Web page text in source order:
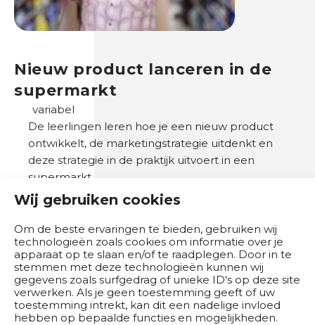
Wij gebruiken cookies
Om de beste ervaringen te bieden, gebruiken wij
technologieën zoals cookies om informatie over je
apparaat op te slaan en/of te raadplegen. Door in te
stemmen met deze technologieën kunnen wij
gegevens zoals surfgedrag of unieke ID's op deze site
verwerken. Als je geen toestemming geeft of uw
toestemming intrekt, kan dit een nadelige invloed
hebben op bepaalde functies en mogelijkheden.
Nieuw product lanceren in de
supermarkt
variabel
De leerlingen leren hoe je een nieuw product
ontwikkelt, de marketingstrategie uitdenkt en
deze strategie in de praktijk uitvoert in een
supermarkt.
De leerlingen leren hoe je een nieuw product
strategie in de praktijk uitvoert in een supermarkt.
Bekijk deze opdracht